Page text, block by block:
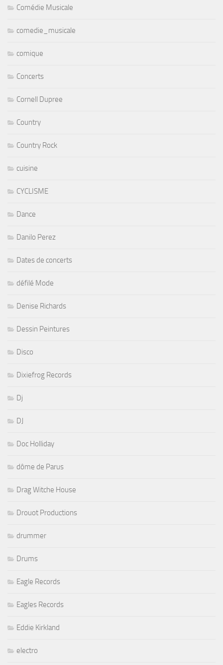
Comédie Musicale
comedie_musicale
comique
Concerts
Cornell Dupree
Country
Country Rock
cuisine
CYCLISME
Dance
Danilo Perez
Dates de concerts
défilé Mode
Denise Richards
Dessin Peintures
Disco
Dixiefrog Records
Dj
DJ
Doc Holliday
dôme de Parus
Drag Witche House
Drouot Productions
drummer
Drums
Eagle Records
Eagles Records
Eddie Kirkland
electro